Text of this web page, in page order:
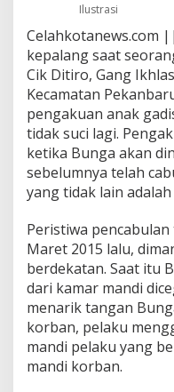
k
M
e
n
i
k
a
h
,
G
d
s
n
i
M
e
n
Ilustrasi
Celahkotanews.com
kepalang saat
Cik Ditiro, Gang
Kecamatan
pengakuan anak
tidak suci lagi.
ketika Bunga akan
sebelumnya telah
yang tidak lain
Peristiwa
Maret 2015 lalu,
berdekatan. Saat itu
dari kamar mandi
menarik tangan
korban, pelaku
mandi pelaku yang
mandi korban.